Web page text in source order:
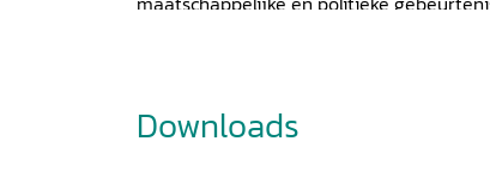
Sternheimer komt in dit boek naar
ontwikkeld mens met een brede
boek beslaat, onderscheidt zich van
Wereldoorlog die vaak nogal feitelijk zijn.
Downloads